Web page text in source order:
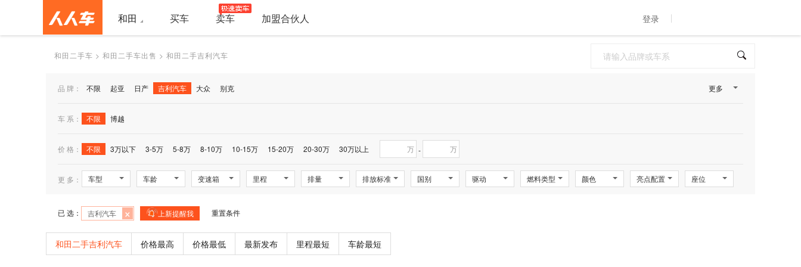
和田 买车 卖车 加盟合伙人 登录
和田二手车 > 和田二手车出售 > 和田二手吉利汽车
品 牌： 不限 起亚 日产 吉利汽车 大众 别克 更多
车 系： 不限 博越
价 格： 不限 3万以下 3-5万 5-8万 8-10万 10-15万 15-20万 20-30万 30万以上 万 - 万
更 多： 车型 车龄 变速箱 里程 排量 排放标准 国别 驱动 燃料类型 颜色 亮点配置 座位
已 选： 吉利汽车 × 上新提醒我 重置条件
和田二手吉利汽车 价格最高 价格最低 最新发布 里程最短 车龄最短